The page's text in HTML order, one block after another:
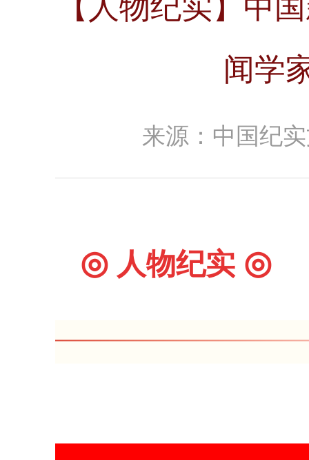
【人物纪实】中
闻学
来源：中国纪
◎ 人物纪实 ◎